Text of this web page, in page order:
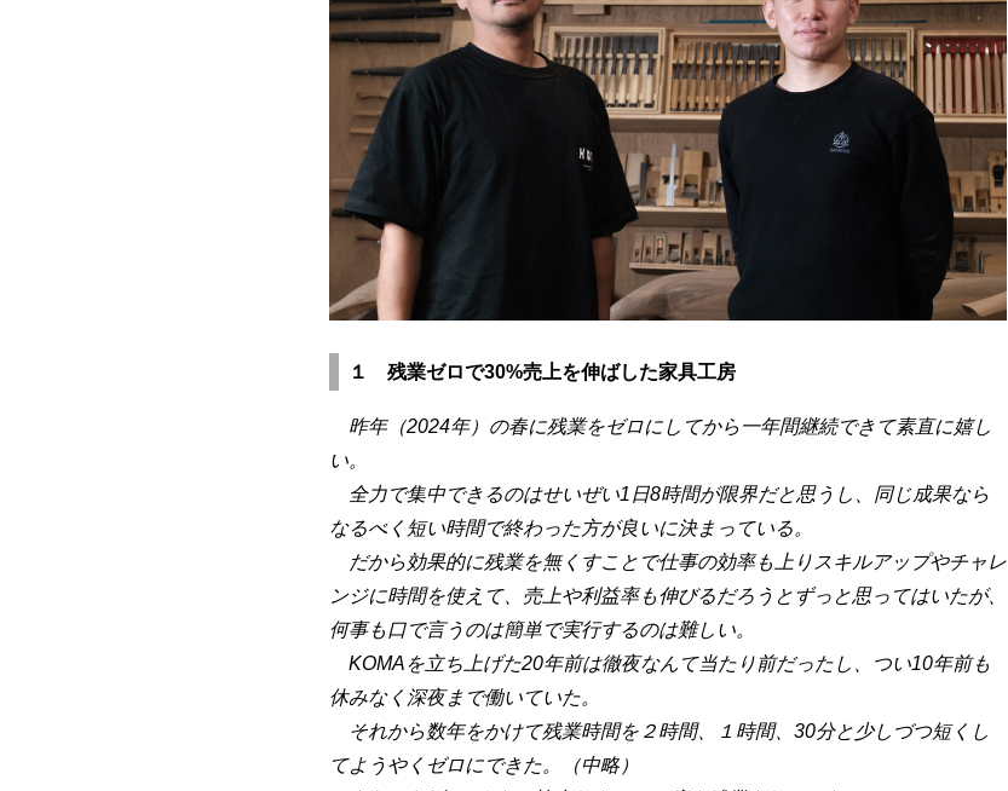
１ 残業ゼロで30%売上を伸ばした家具工房
昨年（2024年）の春に残業をゼロにしてから一年間継続できて素直に嬉し
い。
全力で集中できるのはせいぜい1日8時間が限界だと思うし、同じ成果なら
なるべく短い時間で終わった方が良いに決まっている。
だから効果的に残業を無くすことで仕事の効率も上りスキルアップやチャレ
ンジに時間を使えて、売上や利益率も伸びるだろうとずっと思ってはいたが、
何事も口で言うのは簡単で実行するのは難しい。
KOMAを立ち上げた20年前は徹夜なんて当たり前だったし、つい10年前も
休みなく深夜まで働いていた。
それから数年をかけて残業時間を２時間、１時間、30分と少しづつ短くし
てようやくゼロにできた。（中略）